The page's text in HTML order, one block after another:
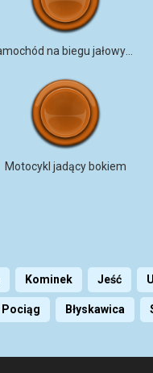
Motocykl jadący bokiem
Kominek Jeść
Pociąg Błyskawica